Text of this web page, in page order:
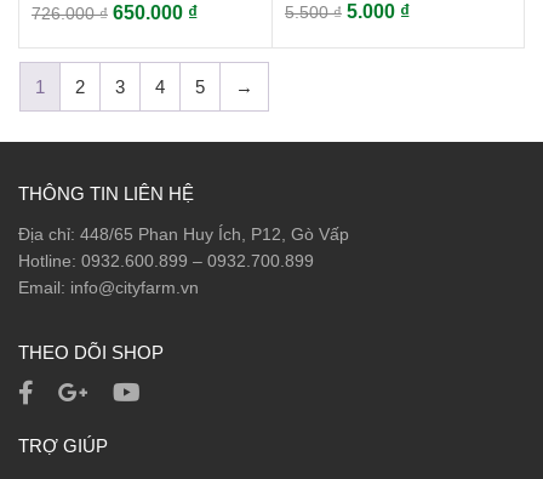
5.00
726.000₫ 650.000 ₫
5.00
5.500₫ 5.000 ₫
1 2 3 4 5 →
THÔNG TIN LIÊN HỆ
Địa chỉ: 448/65 Phan Huy Ích, P12, Gò Vấp
Hotline: 0932.600.899 – 0932.700.899
Email: info@cityfarm.vn
THEO DÕI SHOP
TRỢ GIÚP